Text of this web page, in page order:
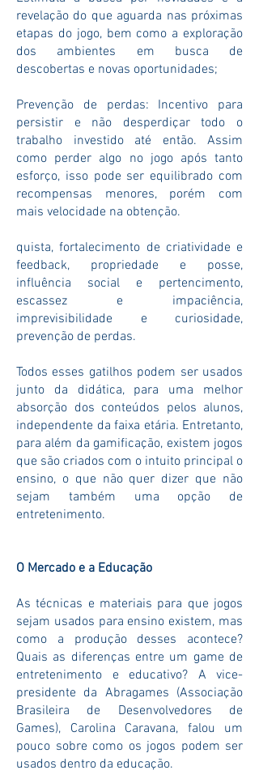
revelação do que aguarda nas próximas
etapas do jogo, bem como a exploração
dos ambientes em busca de
descobertas e novas oportunidades;
Prevenção de perdas: Incentivo para
persistir e não desperdiçar todo o
trabalho investido até então. Assim
como perder algo no jogo após tanto
esforço, isso pode ser equilibrado com
recompensas menores, porém com
mais velocidade na obtenção.
quista, fortalecimento de criatividade e
feedback, propriedade e posse,
influência social e pertencimento,
escassez e impaciência,
imprevisibilidade e curiosidade,
prevenção de perdas.
Todos esses gatilhos podem ser usados
junto da didática, para uma melhor
absorção dos conteúdos pelos alunos,
independente da faixa etária. Entretanto,
para além da gamificação, existem jogos
que são criados com o intuito principal o
ensino, o que não quer dizer que não
sejam também uma opção de
entretenimento.
O Mercado e a Educação
As técnicas e materiais para que jogos
sejam usados para ensino existem, mas
como a produção desses acontece?
Quais as diferenças entre um game de
entretenimento e educativo? A vice-
presidente da Abragames (Associação
Brasileira de Desenvolvedores de
Games), Carolina Caravana, falou um
pouco sobre como os jogos podem ser
usados dentro da educação.